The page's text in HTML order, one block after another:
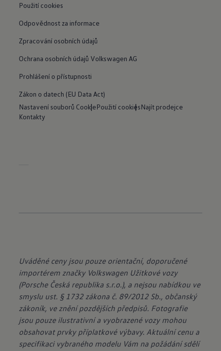
Použití cookies
Odpovědnost za informace
Zpracování osobních údajů
Ochrana osobních údajů Volkswagen AG
Prohlášení o přístupnosti
Zákon o datech (EU Data Act)
Nastavení souborů CookiePoužití cookiesNajít prodejce
Kontakty
Uváděné ceny jsou pouze orientační, doporučené
importérem značky Volkswagen Užitkové vozy
(Porsche Česká republika s.r.o.), a nejsou nabídkou ve
smyslu ust. § 1732 zákona č. 89/2012 Sb., občanský
zákoník, ve znění pozdějších předpisů. Fotografie
jsou pouze ilustrativní a vyobrazené vozy mohou
obsahovat prvky příplatkové výbavy. Aktuální cenu a
specifikaci vybraného modelu Vám na požádání sdělí